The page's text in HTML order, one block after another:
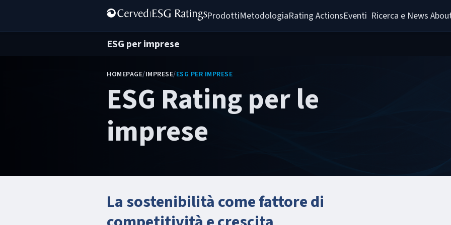
ProdottiMetodologiaRating ActionsEventi  Ricerca e News
ESG per imprese
HOMEPAGE/IMPRESE/ESG PER IMPRESE
ESG Rating per le
imprese
La sostenibilità come fattore di